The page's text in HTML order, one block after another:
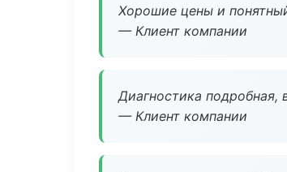
Хорошие цены и
— Клиент компании
Диагностика подробная,
— Клиент компании